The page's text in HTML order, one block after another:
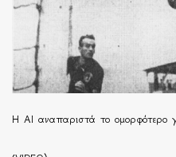
Η ΑΙ αναπαριστά το ομορφότερο